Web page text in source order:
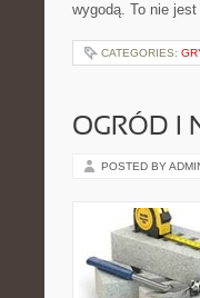
wygodą. To nie
CATEGORIES:
OGRÓD I
POSTED BY